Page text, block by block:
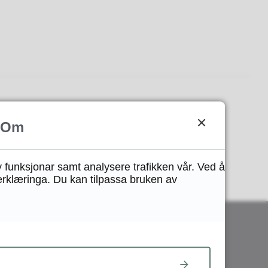
Om
samt analysere trafikken vår. Ved å
Du kan tilpassa bruken av